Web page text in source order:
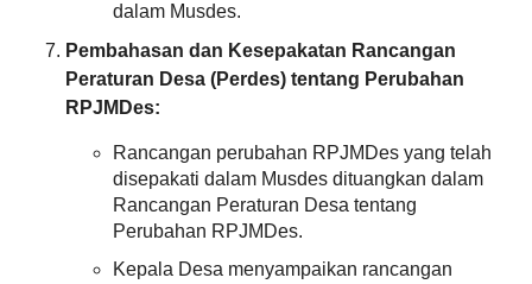
dalam Musdes.
Pembahasan dan Kesepakatan Rancangan
Peraturan Desa (Perdes) tentang Perubahan
RPJMDes:
Rancangan perubahan RPJMDes yang telah
disepakati dalam Musdes dituangkan dalam
Rancangan Peraturan Desa tentang
Perubahan RPJMDes.
Kepala Desa menyampaikan rancangan
Bagi Hasil Pajak Dan Retribusi